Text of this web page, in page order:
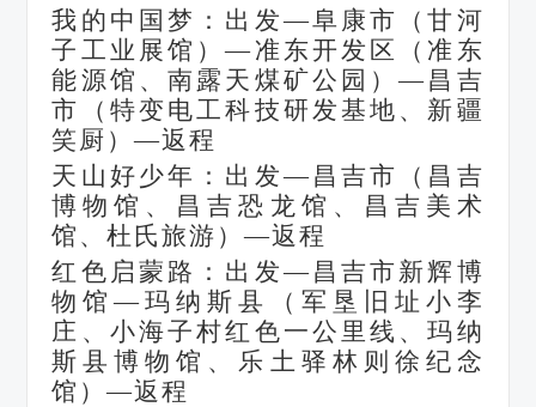
我的中国梦：出发—阜康市（甘河
子工业展馆）—准东开发区（准东
能源馆、南露天煤矿公园）—昌吉
市（特变电工科技研发基地、新疆
笑厨）—返程
天山好少年：出发—昌吉市（昌吉
博物馆、昌吉恐龙馆、昌吉美术
馆、杜氏旅游）—返程
红色启蒙路：出发—昌吉市新辉博
物馆—玛纳斯县（军垦旧址小李
庄、小海子村红色一公里线、玛纳
斯县博物馆、乐土驿林则徐纪念
馆）—返程